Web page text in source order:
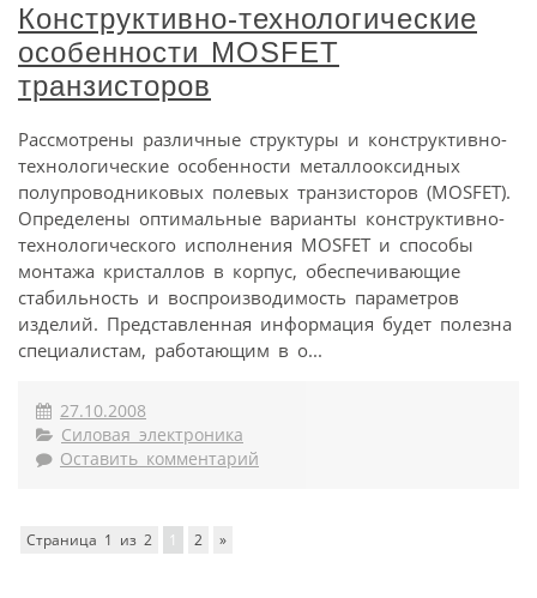
Конструктивно-технологические
особенности MOSFET
транзисторов
Рассмотрены различные структуры и конструктивно-
технологические особенности металлооксидных
полупроводниковых полевых транзисторов (MOSFET).
Определены оптимальные варианты конструктивно-
технологического исполнения MOSFET и способы
монтажа кристаллов в корпус, обеспечивающие
стабильность и воспроизводимость параметров
изделий. Представленная информация будет полезна
специалистам, работающим в о...
27.10.2008
Силовая электроника
Оставить комментарий
Страница 1 из 2 1 2 »